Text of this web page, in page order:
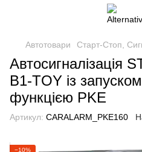
Автотовари Старт-Стоп,
Автосигналізація
B1-TOY із
функцією PKE
Артикул: CARALARM_PKE160
−10%